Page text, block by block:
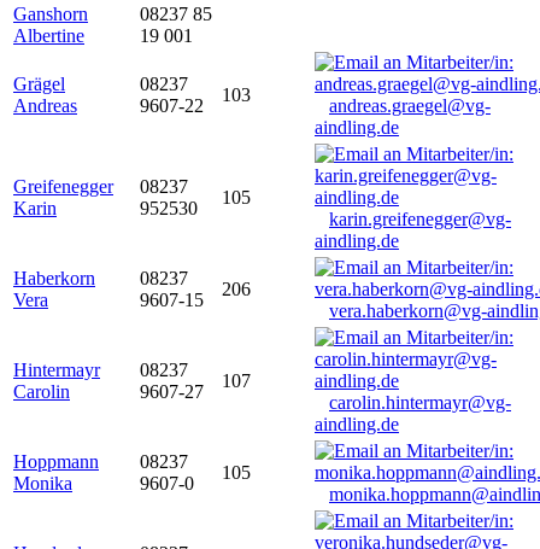
Ganshorn
Albertine
08237 85
19 001
Grägel
Andreas
08237
9607-22
103
andreas.graegel@vg-
aindling.de
Greifenegger
Karin
08237
952530
105
karin.greifenegger@vg-
aindling.de
Haberkorn
Vera
08237
9607-15
206
vera.haberkorn@vg-
Hintermayr
Carolin
08237
9607-27
107
carolin.hintermayr@vg-
aindling.de
Hoppmann
Monika
08237
9607-0
105